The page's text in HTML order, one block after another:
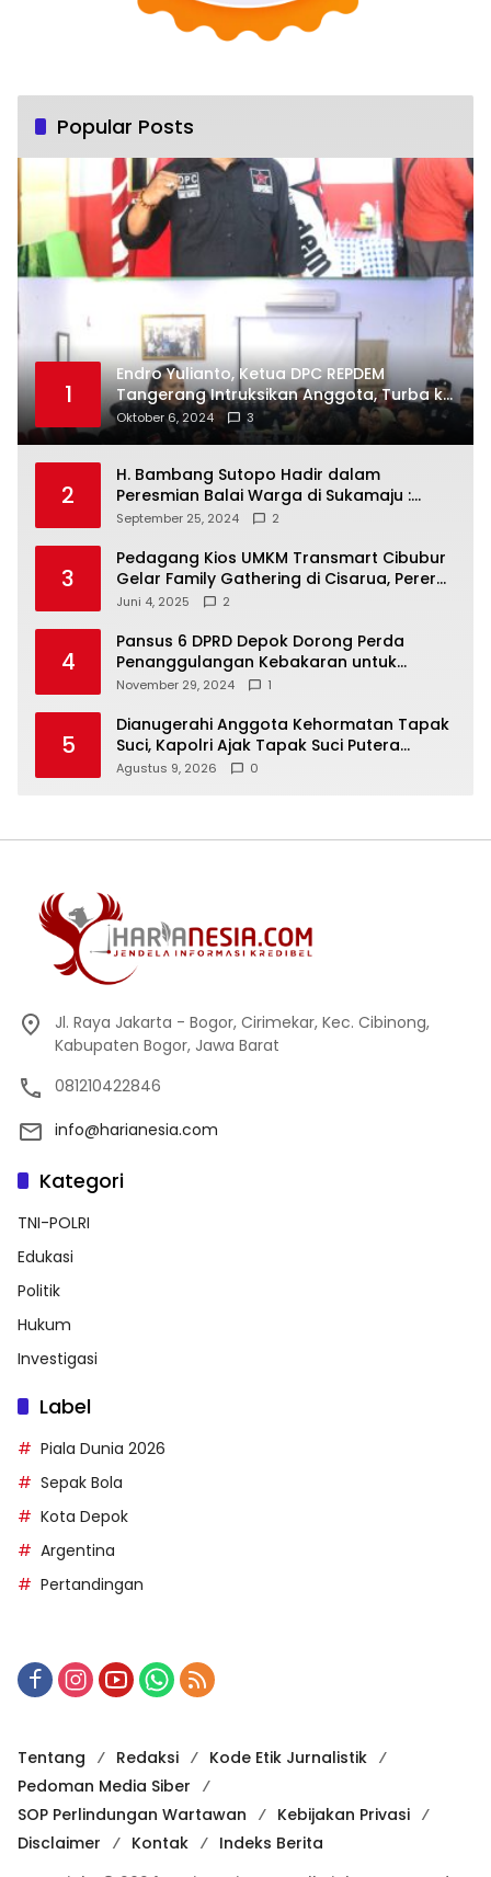
Popular Posts
1
Endro Yulianto, Ketua DPC REPDEM
Tangerang Intruksikan Anggota, Turba ke
Masyarakat Dan Jalani Apa Yang di
Putuskan RAKERCABSUS
Oktober 6, 2024 3
2
H. Bambang Sutopo Hadir dalam
Peresmian Balai Warga di Sukamaju :
Wadah Baru untuk Kolaborasi dan
September 25, 2024 2
3
Pedagang Kios UMKM Transmart Cibubur
Gelar Family Gathering di Cisarua, Pererat
Silaturahmi dan Kekompakan
Juni 4, 2025 2
4
Pansus 6 DPRD Depok Dorong Perda
Penanggulangan Kebakaran untuk
Keselamatan Warga
November 29, 2024 1
5
Dianugerahi Anggota Kehormatan Tapak
Suci, Kapolri Ajak Tapak Suci Putera
Muhammadiyah Bersinergi dengan Polri
Agustus 9, 2026 0
Jl. Raya Jakarta - Bogor, Cirimekar, Kec. Cibinong,
Kabupaten Bogor, Jawa Barat
081210422846
info@harianesia.com
Kategori
TNI-POLRI
Edukasi
Politik
Hukum
Investigasi
Label
Piala Dunia 2026
Sepak Bola
Kota Depok
Argentina
Pertandingan
Tentang Redaksi
Kode Etik Jurnalistik
Pedoman Media Siber
SOP Perlindungan Wartawan
Kebijakan Privasi
Disclaimer
Kontak
Indeks Berita